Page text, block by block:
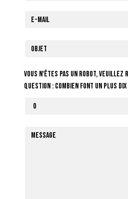
Vous n'êtes pas un robot, veuillez
question : combien font un plus